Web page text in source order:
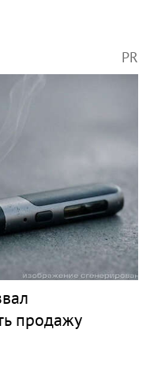
PR
продажу